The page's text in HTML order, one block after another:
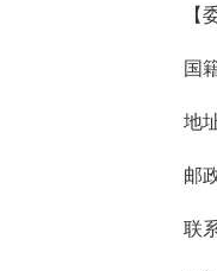
【
国
地
邮
联